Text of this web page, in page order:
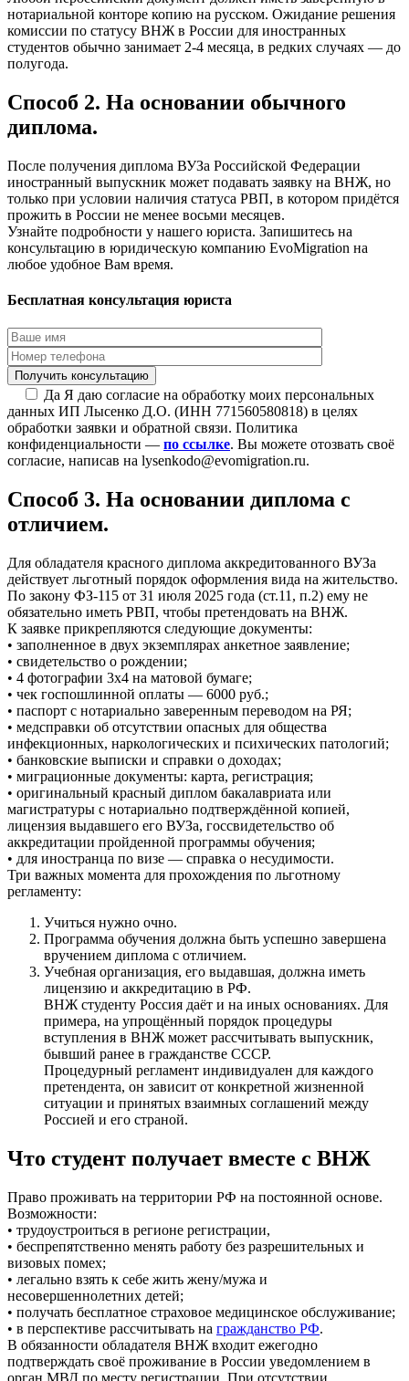
нотариальной конторе копию на русском. Ожидание решения
комиссии по статусу ВНЖ в России для иностранных
студентов обычно занимает 2-4 месяца, в редких случаях — до
полугода.
Способ 2. На основании обычного
диплома.
После получения диплома ВУЗа Российской Федерации
иностранный выпускник может подавать заявку на ВНЖ, но
только при условии наличия статуса РВП, в котором придётся
прожить в России не менее восьми месяцев.
Узнайте подробности у нашего юриста. Запишитесь на
консультацию в юридическую компанию EvoMigration на
любое удобное Вам время.
Бесплатная консультация юриста
Да Я даю согласие на обработку моих персональных
данных ИП Лысенко Д.О. (ИНН 771560580818) в целях
обработки заявки и обратной связи. Политика
конфиденциальности — по ссылке. Вы можете отозвать своё
согласие, написав на lysenkodo@evomigration.ru.
Способ 3. На основании диплома с
отличием.
Для обладателя красного диплома аккредитованного ВУЗа
действует льготный порядок оформления вида на жительство.
По закону ФЗ-115 от 31 июля 2025 года (ст.11, п.2) ему не
обязательно иметь РВП, чтобы претендовать на ВНЖ.
К заявке прикрепляются следующие документы:
• заполненное в двух экземплярах анкетное заявление;
• свидетельство о рождении;
• 4 фотографии 3х4 на матовой бумаге;
• чек госпошлинной оплаты — 6000 руб.;
• паспорт с нотариально заверенным переводом на РЯ;
• медсправки об отсутствии опасных для общества
инфекционных, наркологических и психических патологий;
• банковские выписки и справки о доходах;
• миграционные документы: карта, регистрация;
• оригинальный красный диплом бакалавриата или
магистратуры с нотариально подтверждённой копией,
лицензия выдавшего его ВУЗа, госсвидетельство об
аккредитации пройденной программы обучения;
• для иностранца по визе — справка о несудимости.
Три важных момента для прохождения по льготному
регламенту:
Учиться нужно очно.
Программа обучения должна быть успешно завершена
вручением диплома с отличием.
Учебная организация, его выдавшая, должна иметь
лицензию и аккредитацию в РФ.
ВНЖ студенту Россия даёт и на иных основаниях. Для
примера, на упрощённый порядок процедуры
вступления в ВНЖ может рассчитывать выпускник,
бывший ранее в гражданстве СССР.
Процедурный регламент индивидуален для каждого
претендента, он зависит от конкретной жизненной
ситуации и принятых взаимных соглашений между
Россией и его страной.
Что студент получает вместе с ВНЖ
Право проживать на территории РФ на постоянной основе.
Возможности:
• трудоустроиться в регионе регистрации,
• беспрепятственно менять работу без разрешительных и
визовых помех;
• легально взять к себе жить жену/мужа и
несовершеннолетних детей;
• получать бесплатное страховое медицинское обслуживание;
• в перспективе рассчитывать на гражданство РФ.
В обязанности обладателя ВНЖ входит ежегодно
подтверждать своё проживание в России уведомлением в
орган МВД по месту регистрации. При отсутствии